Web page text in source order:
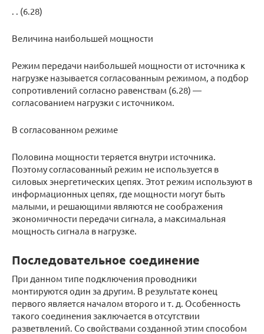
. . (6.28)
Величина наибольшей мощности
Режим передачи наибольшей мощности от источника к
нагрузке называется согласованным режимом, а подбор
сопротивлений согласно равенствам (6.28) —
согласованием нагрузки с источником.
В согласованном режиме
Половина мощности теряется внутри источника.
Поэтому согласованный режим не используется в
силовых энергетических цепях. Этот режим используют в
информационных цепях, где мощности могут быть
малыми, и решающими являются не соображения
экономичности передачи сигнала, а максимальная
мощность сигнала в нагрузке.
Последовательное соединение
При данном типе подключения проводники
монтируются один за другим. В результате конец
первого является началом второго и т. д. Особенность
такого соединения заключается в отсутствии
разветвлений. Со свойствами созданной этим способом